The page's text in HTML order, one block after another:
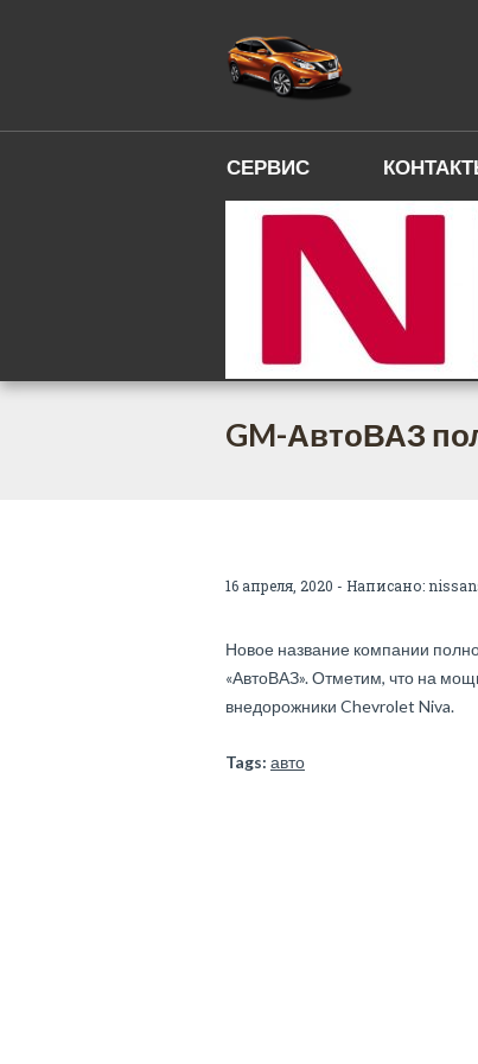
СЕРВИС
GM-АвтоВАЗ
16 апреля, 2020 - Написано:
Новое название компании
«АвтоВАЗ». Отметим, что на
внедорожники Chevrolet Niva.
Tags: авто